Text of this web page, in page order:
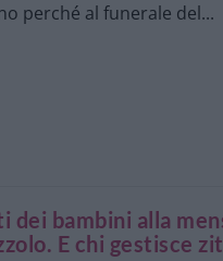
perché al funerale del...
dei bambini alla
E chi gestisce